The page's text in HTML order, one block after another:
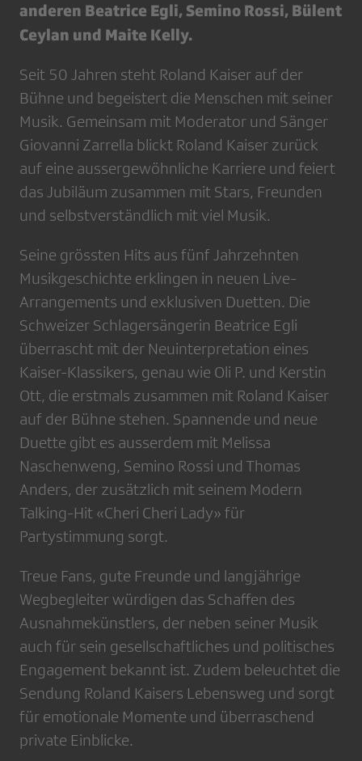
anderen Beatrice Egli, Semino Rossi, Bülent
Ceylan und Maite Kelly.
Seit 50 Jahren steht Roland Kaiser auf der
Bühne und begeistert die Menschen mit seiner
Musik. Gemeinsam mit Moderator und Sänger
Giovanni Zarrella blickt Roland Kaiser zurück
auf eine aussergewöhnliche Karriere und feiert
das Jubiläum zusammen mit Stars, Freunden
und selbstverständlich mit viel Musik.
Seine grössten Hits aus fünf Jahrzehnten
Musikgeschichte erklingen in neuen Live-
Arrangements und exklusiven Duetten. Die
Schweizer Schlagersängerin Beatrice Egli
überrascht mit der Neuinterpretation eines
Kaiser-Klassikers, genau wie Oli P. und Kerstin
Ott, die erstmals zusammen mit Roland Kaiser
auf der Bühne stehen. Spannende und neue
Duette gibt es ausserdem mit Melissa
Naschenweng, Semino Rossi und Thomas
Anders, der zusätzlich mit seinem Modern
Talking-Hit «Cheri Cheri Lady» für
Partystimmung sorgt.
Treue Fans, gute Freunde und langjährige
Wegbegleiter würdigen das Schaffen des
Ausnahmekünstlers, der neben seiner Musik
auch für sein gesellschaftliches und politisches
Engagement bekannt ist. Zudem beleuchtet die
Sendung Roland Kaisers Lebensweg und sorgt
für emotionale Momente und überraschend
private Einblicke.